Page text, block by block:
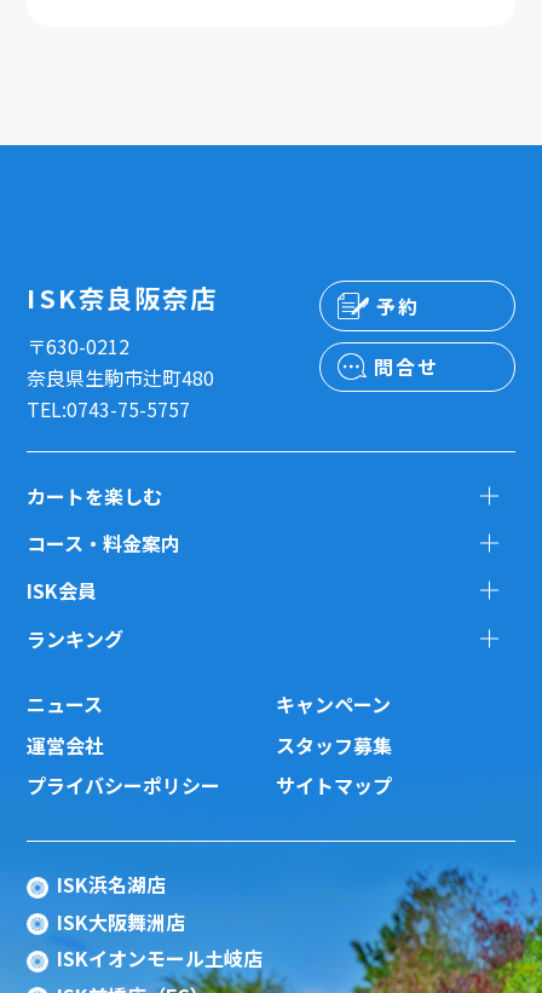
ISK奈良阪奈店
〒630-0212
奈良県生駒市辻町480
TEL:0743-75-5757
予約
問合せ
カートを楽しむ
コース・料金案内
ISK会員
ランキング
ニュース
キャンペーン
運営会社
スタッフ募集
プライバシーポリシー
サイトマップ
ISK浜名湖店
ISK大阪舞洲店
ISKイオンモール土岐店